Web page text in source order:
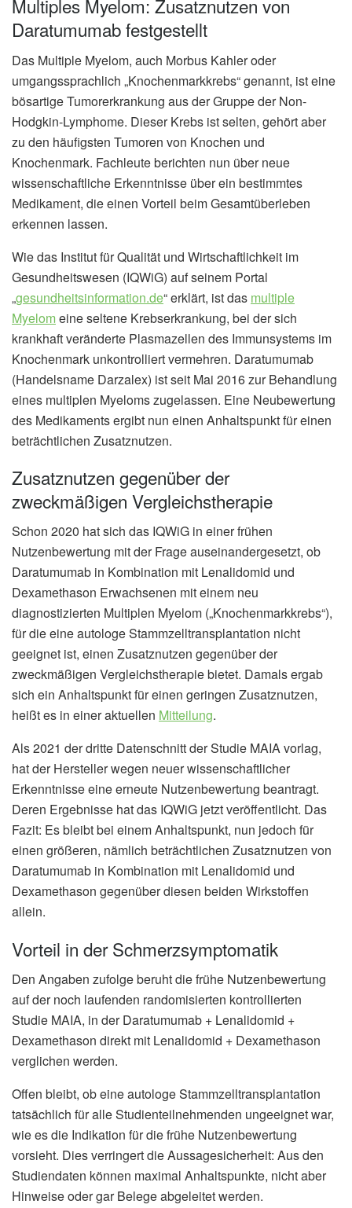
Multiples Myelom: Zusatznutzen von
Daratumumab festgestellt
Das Multiple Myelom, auch Morbus Kahler oder
umgangssprachlich „Knochenmarkkrebs“ genannt, ist eine
bösartige Tumorerkrankung aus der Gruppe der Non-
Hodgkin-Lymphome. Dieser Krebs ist selten, gehört aber
zu den häufigsten Tumoren von Knochen und
Knochenmark. Fachleute berichten nun über neue
wissenschaftliche Erkenntnisse über ein bestimmtes
Medikament, die einen Vorteil beim Gesamtüberleben
erkennen lassen.
Wie das Institut für Qualität und Wirtschaftlichkeit im
Gesundheitswesen (IQWiG) auf seinem Portal
„gesundheitsinformation.de“ erklärt, ist das multiple
Myelomeine seltene Krebserkrankung, bei der sich
krankhaft veränderte Plasmazellen des Immunsystems im
Knochenmark unkontrolliert vermehren. Daratumumab
(Handelsname Darzalex) ist seit Mai 2016 zur Behandlung
eines multiplen Myeloms zugelassen. Eine Neubewertung
des Medikaments ergibt nun einen Anhaltspunkt für einen
beträchtlichen Zusatznutzen.
Zusatznutzen gegenüber der
zweckmäßigen Vergleichstherapie
Schon 2020 hat sich das IQWiG in einer frühen
Nutzenbewertung mit der Frage auseinandergesetzt, ob
Daratumumab in Kombination mit Lenalidomid und
Dexamethason Erwachsenen mit einem neu
diagnostizierten Multiplen Myelom („Knochenmarkkrebs“),
für die eine autologe Stammzelltransplantation nicht
geeignet ist, einen Zusatznutzen gegenüber der
zweckmäßigen Vergleichstherapie bietet. Damals ergab
sich ein Anhaltspunkt für einen geringen Zusatznutzen,
heißt es in einer aktuellen Mitteilung.
Als 2021 der dritte Datenschnitt der Studie MAIA vorlag,
hat der Hersteller wegen neuer wissenschaftlicher
Erkenntnisse eine erneute Nutzenbewertung beantragt.
Deren Ergebnisse hat das IQWiG jetzt veröffentlicht. Das
Fazit: Es bleibt bei einem Anhaltspunkt, nun jedoch für
einen größeren, nämlich beträchtlichen Zusatznutzen von
Daratumumab in Kombination mit Lenalidomid und
Dexamethason gegenüber diesen beiden Wirkstoffen
allein.
Vorteil in der Schmerzsymptomatik
Den Angaben zufolge beruht die frühe Nutzenbewertung
auf der noch laufenden randomisierten kontrollierten
Studie MAIA, in der Daratumumab + Lenalidomid +
Dexamethason direkt mit Lenalidomid + Dexamethason
verglichen werden.
Offen bleibt, ob eine autologe Stammzelltransplantation
tatsächlich für alle Studienteilnehmenden ungeeignet war,
wie es die Indikation für die frühe Nutzenbewertung
vorsieht. Dies verringert die Aussagesicherheit: Aus den
Studiendaten können maximal Anhaltspunkte, nicht aber
Hinweise oder gar Belege abgeleitet werden.